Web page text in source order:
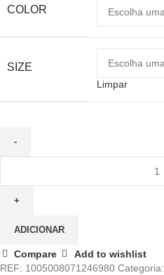
COLOR
SIZE
Limpar
ADICIONAR
Compare
Add to wishlist
REF: 1005008071246980 Categoria: